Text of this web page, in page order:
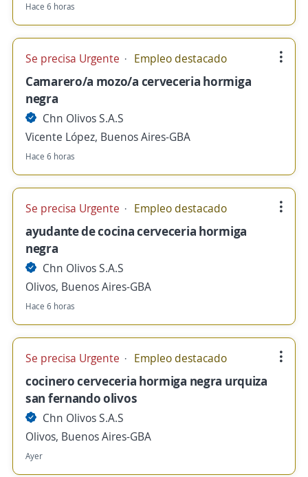
Hace 6 horas
Se precisa Urgente Empleo destacado
Camarero/a mozo/a cerveceria hormiga
negra
Chn Olivos S.A.S
Vicente López, Buenos Aires-GBA
Hace 6 horas
Se precisa Urgente Empleo destacado
ayudante de cocina cerveceria hormiga
negra
Chn Olivos S.A.S
Olivos, Buenos Aires-GBA
Hace 6 horas
Se precisa Urgente Empleo destacado
cocinero cerveceria hormiga negra urquiza
san fernando olivos
Chn Olivos S.A.S
Olivos, Buenos Aires-GBA
Ayer